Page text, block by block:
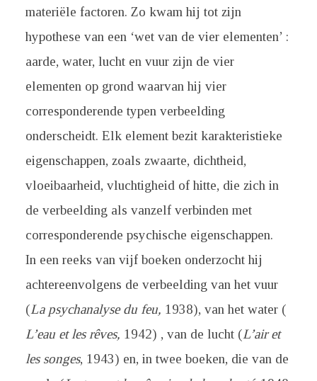
materiële factoren. Zo kwam hij tot zijn
hypothese van een ‘wet van de vier elementen’ :
aarde, water, lucht en vuur zijn de vier
elementen op grond waarvan hij vier
corresponderende typen verbeelding
onderscheidt. Elk element bezit karakteristieke
eigenschappen, zoals zwaarte, dichtheid,
vloeibaarheid, vluchtigheid of hitte, die zich in
de verbeelding als vanzelf verbinden met
corresponderende psychische eigenschappen.
In een reeks van vijf boeken onderzocht hij
achtereenvolgens de verbeelding van het vuur
(La psychanalyse du feu, 1938), van het water (
L’eau et les rêves, 1942) , van de lucht (L’air et
les songes, 1943) en, in twee boeken, die van de